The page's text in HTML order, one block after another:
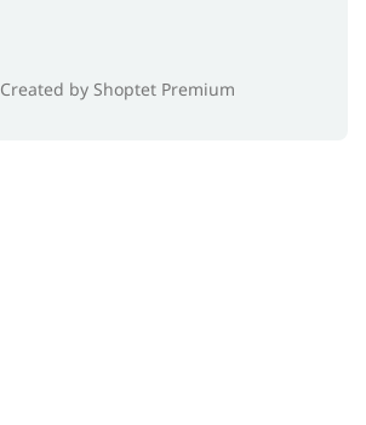
Created by Shoptet Premium